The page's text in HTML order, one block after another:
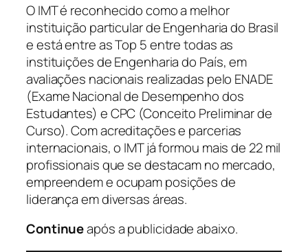
O IMT é reconhecido como a melhor
instituição particular de Engenharia do Brasil
e está entre as Top 5 entre todas as
instituições de Engenharia do País, em
avaliações nacionais realizadas pelo ENADE
(Exame Nacional de Desempenho dos
Estudantes) e CPC (Conceito Preliminar de
Curso). Com acreditações e parcerias
internacionais, o IMT já formou mais de 22 mil
profissionais que se destacam no mercado,
empreendem e ocupam posições de
liderança em diversas áreas.
Continueapós a publicidade abaixo.